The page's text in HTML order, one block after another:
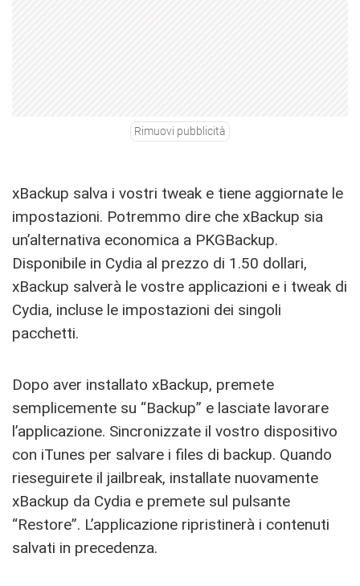
Rimuovi pubblicità
xBackup salva i vostri tweak e tiene aggiornate le
impostazioni. Potremmo dire che xBackup sia
un’alternativa economica a PKGBackup.
Disponibile in Cydia al prezzo di 1.50 dollari,
xBackup salverà le vostre applicazioni e i tweak di
Cydia, incluse le impostazioni dei singoli
pacchetti.
Dopo aver installato xBackup, premete
semplicemente su “Backup” e lasciate lavorare
l’applicazione. Sincronizzate il vostro dispositivo
con iTunes per salvare i files di backup. Quando
rieseguirete il jailbreak, installate nuovamente
xBackup da Cydia e premete sul pulsante
“Restore”. L’applicazione ripristinerà i contenuti
salvati in precedenza.